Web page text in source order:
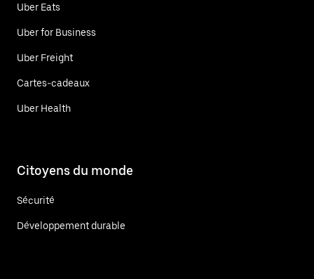
Uber Eats
Uber for Business
Uber Freight
Cartes-cadeaux
Uber Health
Citoyens du monde
Sécurité
Développement durable